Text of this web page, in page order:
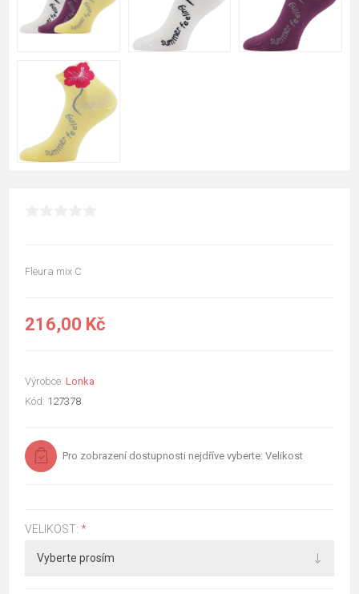
Fleura mix C
216,00 Kč
Výrobce: Lonka
Kód: 127378
Pro zobrazení dostupnosti nejdříve vyberte: Velikost
VELIKOST: *